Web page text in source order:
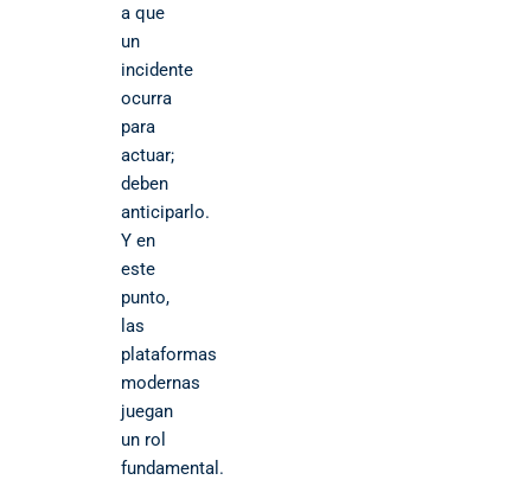
a que
un
incidente
ocurra
para
actuar;
deben
anticiparlo.
Y en
este
punto,
las
plataformas
modernas
juegan
un rol
fundamental.